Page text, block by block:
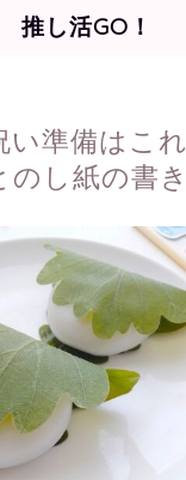
推し活GO！
い準備はこ
のし紙の書